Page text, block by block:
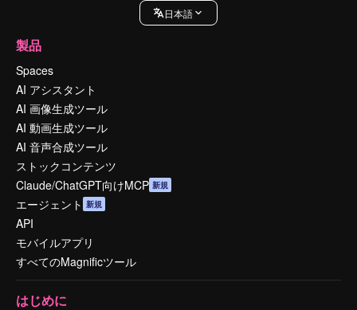
日本語
製品
Spaces
AI アシスタント
AI 画像生成ツール
AI 動画生成ツール
AI 音声合成ツール
ストックコンテンツ
Claude/ChatGPT向けMCP 新規
エージェント 新規
API
モバイルアプリ
すべてのMagnificツール
はじめに